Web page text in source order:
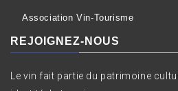
Association Vin-Tourisme
REJOIGNEZ-NOUS
Le vin fait partie du patrimoine